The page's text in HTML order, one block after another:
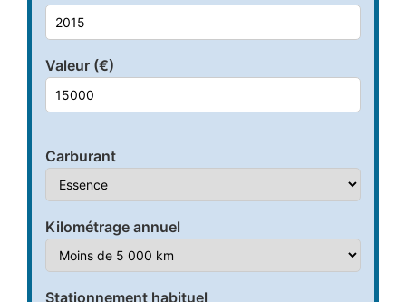
Valeur (€)
Carburant
Kilométrage annuel
Stationnement habituel